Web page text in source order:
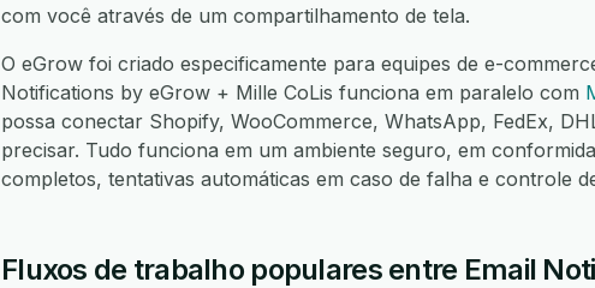
com você através de um compartilhamento de tela.
O eGrow foi criado especificamente para equipes de e-
Notifications by eGrow + Mille CoLis funciona em paralelo com
possa conectar Shopify, WooCommerce, WhatsApp, FedEx,
precisar. Tudo funciona em um ambiente seguro, em
completos, tentativas automáticas em caso de falha e controle
Fluxos de trabalho populares entre Email